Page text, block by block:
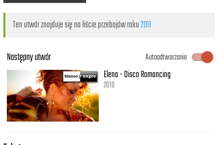
Ten utwór znajduje się na liście przebojów roku2011
Następny utwór
Autoodtwarzanie
Elena - Disco Romancing
2010